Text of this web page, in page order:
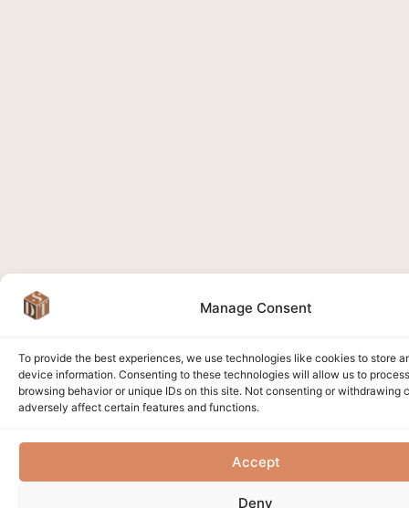
Manage Consent
To provide the best experiences, we use technologies like cookies to store
device information. Consenting to these technologies will allow us to
browsing behavior or unique IDs on this site. Not consenting or withdrawing
adversely affect certain features and functions.
Accept
Deny